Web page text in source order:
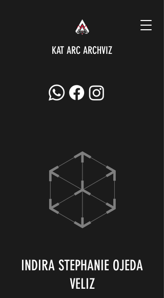
KAT ARC ARCHVIZ
INDIRA STEPHANIE OJEDA
VELIZ